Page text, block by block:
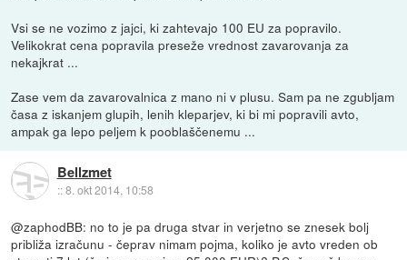
Vsi se ne vozimo z jajci, ki zahtevajo 100 EU za popravilo.
Velikokrat cena popravila preseže vrednost zavarovanja za
nekajkrat ...
Zase vem da zavarovalnica z mano ni v plusu. Sam pa ne zgubljam
časa z iskanjem glupih, lenih kleparjev, ki bi mi popravili avto,
ampak ga lepo peljem k pooblaščenemu ...
Bellzmet
::8. okt 2014, 10:58
@zaphodBB: no to je pa druga stvar in verjetno se znesek bolj
približa izračunu - čeprav nimam pojma, koliko je avto vreden ob